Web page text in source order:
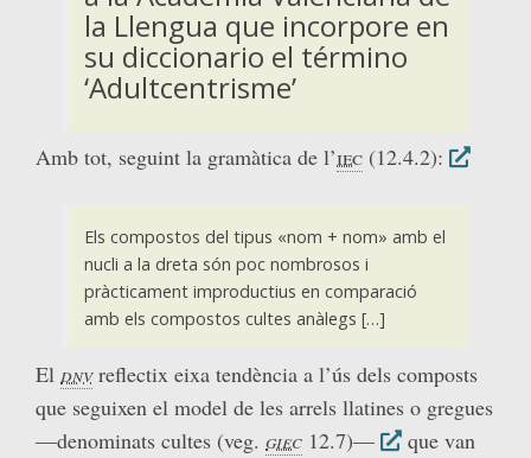
la Llengua que incorpore en
su diccionario el término
‘Adultcentrisme’
Amb tot, seguint la gramàtica de l’iec (12.4.2):
Els compostos del tipus «nom + nom» amb el
nucli a la dreta són poc nombrosos i
pràcticament improductius en comparació
amb els compostos cultes anàlegs […]
El dnvreflectix eixa tendència a l’ús dels composts
que seguixen el model de les arrels llatines o gregues
—denominats cultes (veg. giec 12.7)—
que van